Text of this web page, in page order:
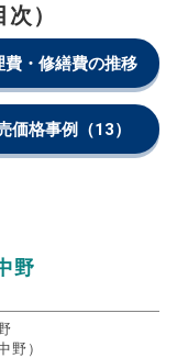
）
費・修繕費の推移
価格事例 （13）
野
野）